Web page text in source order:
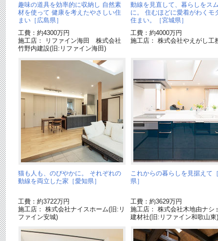
趣味の道具を効率的に収納し 自然素
材を使って 健康を考えたやさしい住
まい［広島県］
工費：約4300万円
施工店： リファイン海田 株式会社
竹野内建設(旧:リファイン海田)
動線を見直して、暮らしをス
に。 住むほどに愛着がわくモ
住まい。［宮城県］
工費：約4000万円
施工店： 株式会社やえがし工
猫も人も、のびやかに。 それぞれの
動線を両立した家［愛知県］
工費：約3722万円
施工店： 株式会社ナイスホーム(旧:リ
ファイン安城)
これからの暮らしを見据えて
県］
工費：約3629万円
施工店： 株式会社木地由ナシ
建材社(旧:リファイン和歌山東)